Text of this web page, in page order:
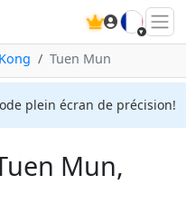
🇫🇷
Tuen Mun
plein écran de précision!
Mun,